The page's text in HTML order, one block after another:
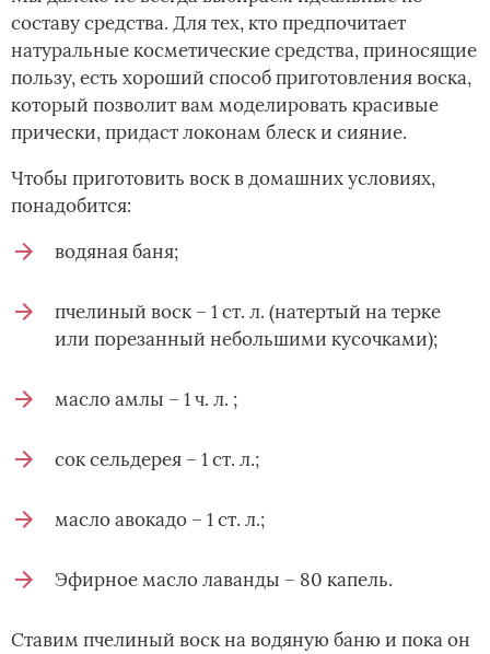
составу средства. Для тех, кто предпочитает
натуральные косметические средства, приносящие
пользу, есть хороший способ приготовления воска,
который позволит вам моделировать красивые
прически, придаст локонам блеск и сияние.
Чтобы приготовить воск в домашних условиях,
понадобится:
водяная баня;
пчелиный воск – 1 ст. л. (натертый на терке
или порезанный небольшими кусочками);
масло амлы – 1 ч. л. ;
сок сельдерея – 1 ст. л.;
масло авокадо – 1 ст. л.;
Эфирное масло лаванды – 80 капель.
Ставим пчелиный воск на водяную баню и пока он